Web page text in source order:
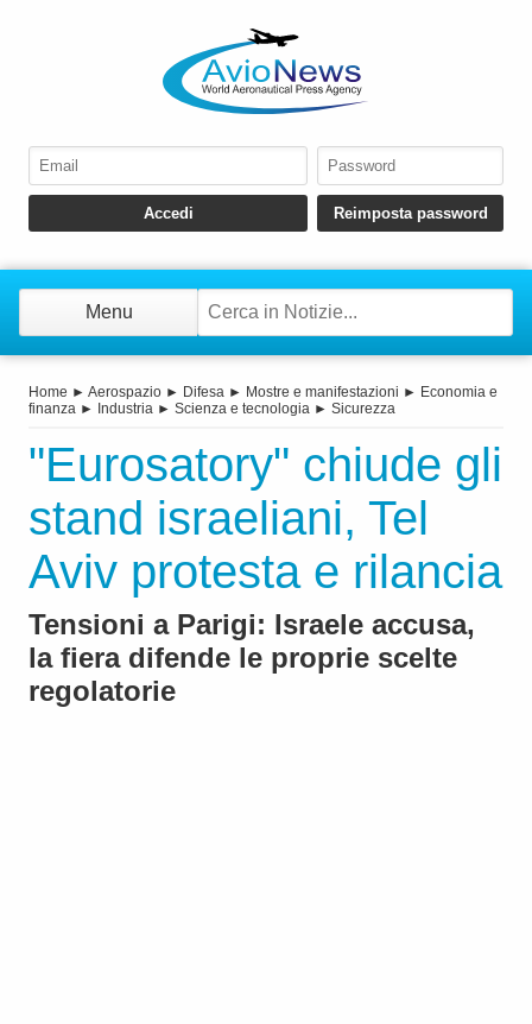
Menu
Home ► Aerospazio ► Difesa ► Mostre e manifestazioni ► Economia e
finanza ► Industria ► Scienza e tecnologia ► Sicurezza
"Eurosatory" chiude gli
stand israeliani, Tel
Aviv protesta e rilancia
Tensioni a Parigi: Israele accusa,
la fiera difende le proprie scelte
regolatorie